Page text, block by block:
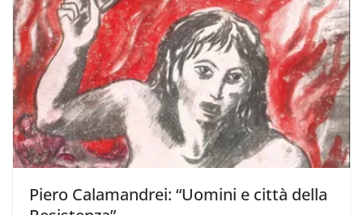
Piero Calamandrei: “Uomini e città della